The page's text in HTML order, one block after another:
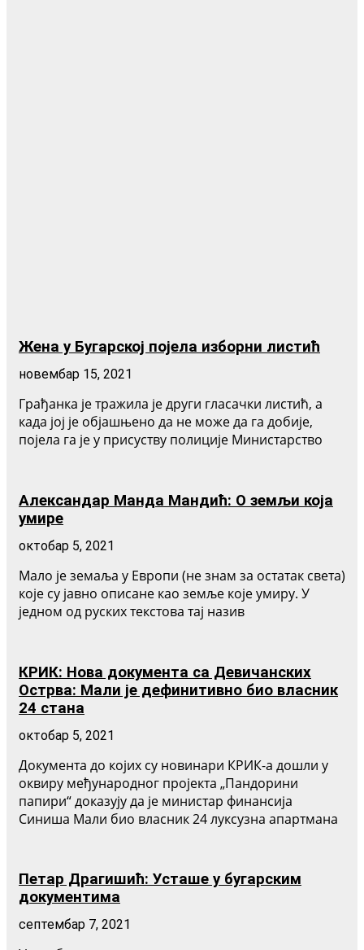
Жена у Бугарској појела изборни листић
новембар 15, 2021
Грађанка је тражила је други гласачки листић, а
када јој је објашњено да не може да га добије,
појела га је у присуству полиције Министарство
Александар Манда Мандић: О земљи која
умире
октобар 5, 2021
Мало је земаља у Европи (не знам за остатак света)
које су јавно описане као земље које умиру. У
једном од руских текстова тај назив
КРИК: Нова документа са Девичанских
Острва: Мали је дефинитивно био власник
24 стана
октобар 5, 2021
Документа до којих су новинари КРИК-а дошли у
оквиру међународног пројекта „Пандорини
папири“ доказују да је министар финансија
Синиша Мали био власник 24 луксузна апартмана
Петар Драгишић: Усташе у бугарским
документима
септембар 7, 2021